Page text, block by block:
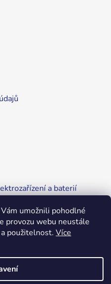
umožnili pohodlné
provozu webu neustále
použitelnost. Více
a baterií